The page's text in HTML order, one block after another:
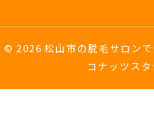
© 2026 松山市の脱毛サロン
コナッツスタ